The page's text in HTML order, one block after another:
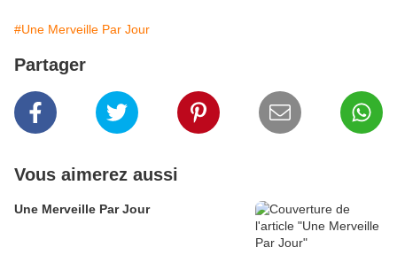
#Une Merveille Par Jour
Partager
Vous aimerez aussi
Une Merveille Par Jour